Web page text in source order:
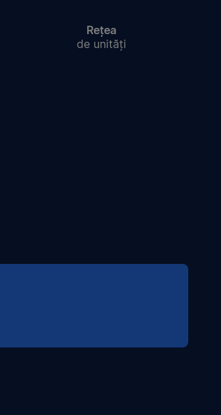
Rețea
de unități